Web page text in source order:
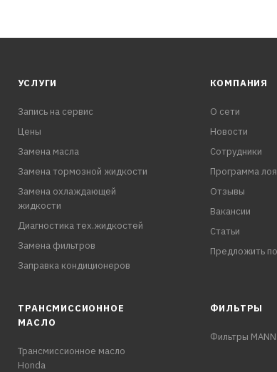
УСЛУГИ
Запись на сервис
Цены
Замена масла
Замена тормозной жидкости
Замена охлаждающей
жидкости
Диагностика тех.жидкостей
Замена фильтров
Заправка кондиционеров
КОМПАНИЯ
О сети
Новости
Сотрудники
Программа
Отзывы
Вакансии
Статьи
Предложить
ТРАНСМИССИОННОЕ
МАСЛО
Трансмиссионное масло
Honda
ФИЛЬТРЫ
Фильтры